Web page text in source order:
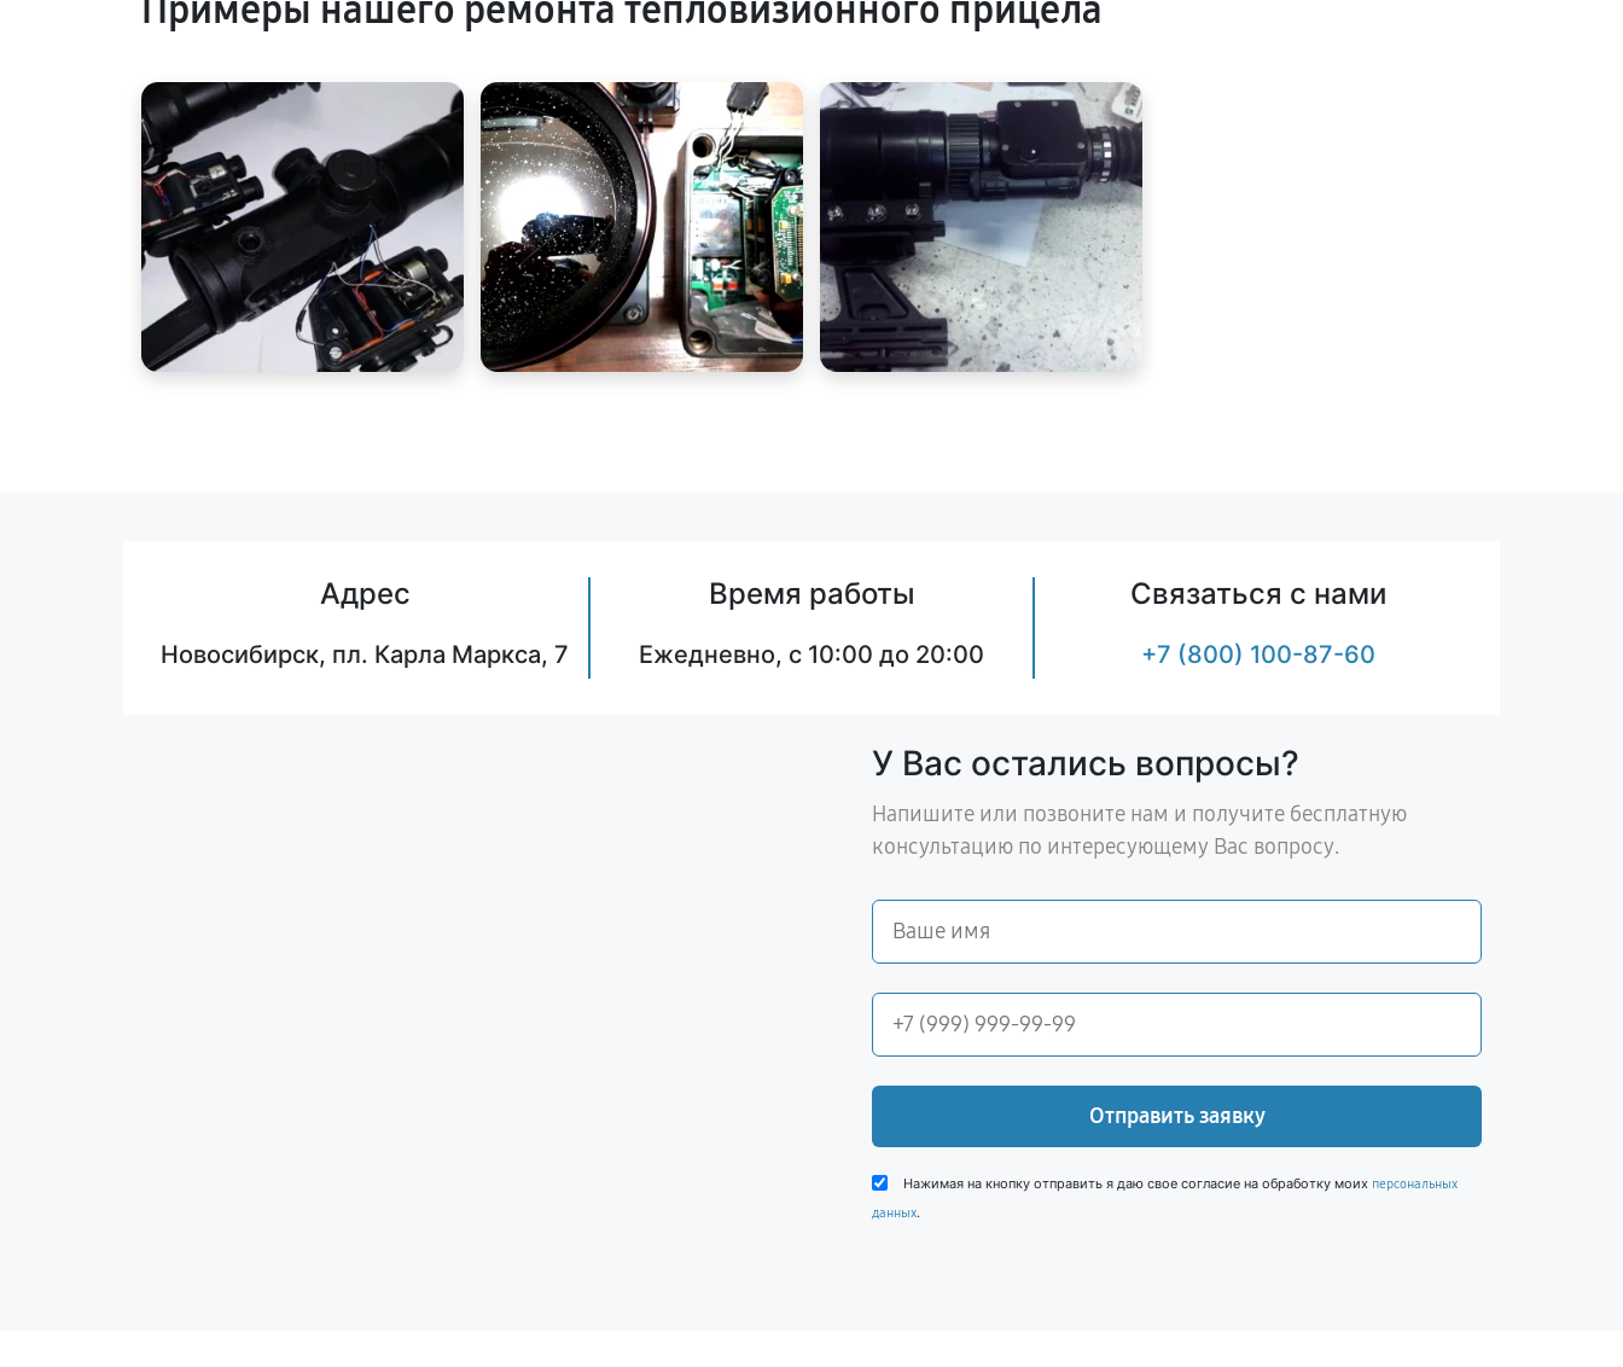
Примеры нашего ремонта тепловизионного прицела
Адрес
Новосибирск, пл. Карла Маркса, 7
Время работы
Ежедневно, с 10:00 до 20:00
Связаться с нами
+7 (800) 100-87-60
У Вас остались вопросы?
Напишите или позвоните нам и получите бесплатную
консультацию по интересующему Вас вопросу.
Отправить заявку
Нажимая на кнопку отправить я даю свое согласие на обработку моих персональных
данных.